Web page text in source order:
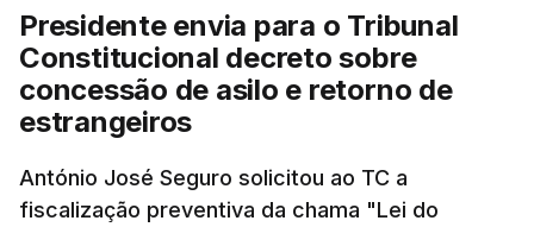
"Sempre que seja possível reduzir burocracias,
eliminar sobreposições e garantir que os apoios
chegam a quem mais necessita, estaremos a dar
um passo na direção certa", argumenta o
Presidente da República.
Presidente envia para o Tribunal
Constitucional decreto sobre
concessão de asilo e retorno de
estrangeiros
António José Seguro solicitou ao TC a
fiscalização preventiva da chama "Lei do